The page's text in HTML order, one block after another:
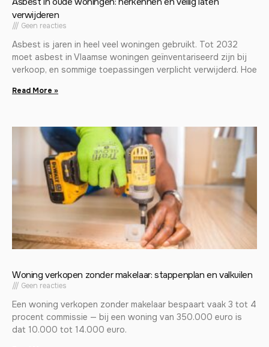
verwijderen
Geen reacties
Asbest is jaren in heel veel woningen gebruikt. Tot 2032
moet asbest in Vlaamse woningen geïnventariseerd zijn bij
verkoop, en sommige toepassingen verplicht verwijderd. Hoe
Read More »
Woning verkopen zonder makelaar: stappenplan en valkuilen
Geen reacties
Een woning verkopen zonder makelaar bespaart vaak 3 tot 4
procent commissie — bij een woning van 350.000 euro is
dat 10.000 tot 14.000 euro.